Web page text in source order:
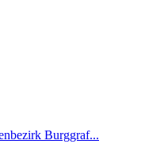
Burggraf...